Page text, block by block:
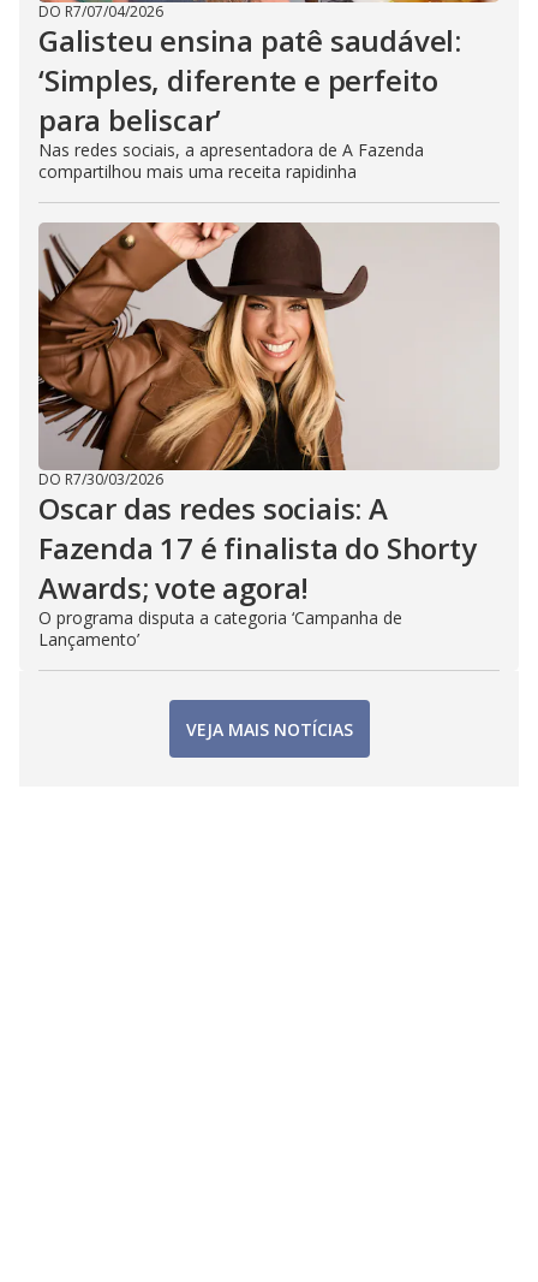
DO R7/07/04/2026
Galisteu ensina patê saudável:
‘Simples, diferente e perfeito
para beliscar’
Nas redes sociais, a apresentadora de A Fazenda
compartilhou mais uma receita rapidinha
DO R7/30/03/2026
Oscar das redes sociais: A
Fazenda 17 é finalista do Shorty
Awards; vote agora!
O programa disputa a categoria ‘Campanha de
Lançamento’
VEJA MAIS NOTÍCIAS